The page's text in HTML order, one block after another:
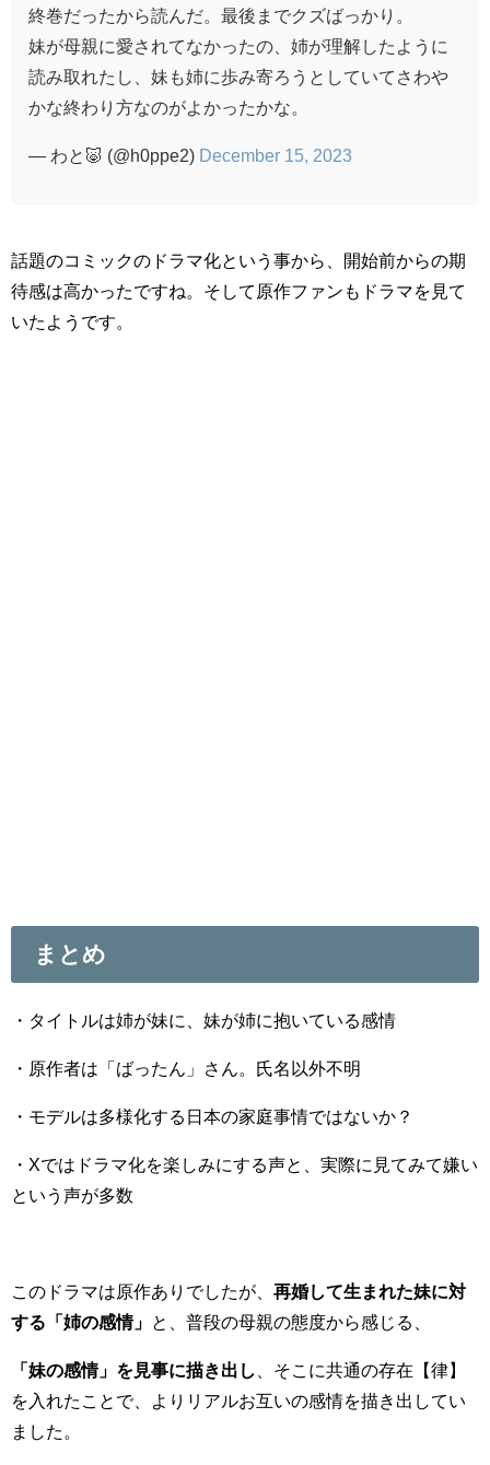
終巻だったから読んだ。最後までクズばっかり。
妹が母親に愛されてなかったの、姉が理解したように
読み取れたし、妹も姉に歩み寄ろうとしていてさわや
かな終わり方なのがよかったかな。
— わと🐷 (@h0ppe2) December 15, 2023
話題のコミックのドラマ化という事から、開始前からの期
待感は高かったですね。そして原作ファンもドラマを見て
いたようです。
まとめ
・タイトルは姉が妹に、妹が姉に抱いている感情
・原作者は「ばったん」さん。氏名以外不明
・モデルは多様化する日本の家庭事情ではないか？
・Xではドラマ化を楽しみにする声と、実際に見てみて嫌い
という声が多数
このドラマは原作ありでしたが、 再婚して生まれた妹に対
する「姉の感情」
と、普段の母親の態度から感じる、
「妹の感情」を見事に描き出し
、そこに共通の存在【律】
を入れたことで、よりリアルお互いの感情を描き出してい
ました。